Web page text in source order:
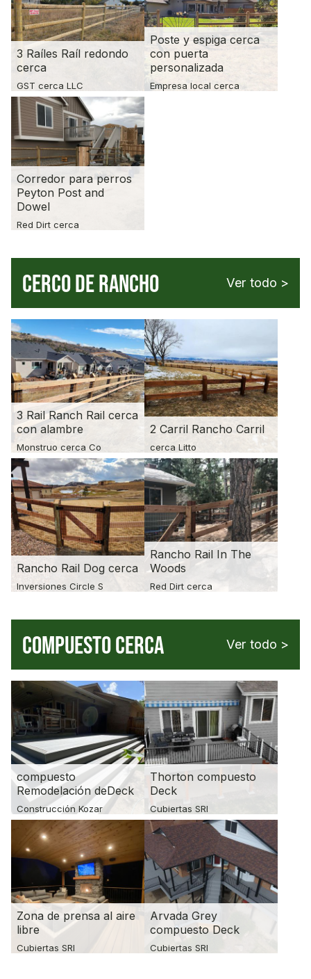
3 Raíles Raíl redondo
cerca
GST cerca LLC
Poste y espiga cerca
con puerta
personalizada
Empresa local cerca
Corredor para perros
Peyton Post and
Dowel
Red Dirt cerca
CERCO DE RANCHO Ver todo >
3 Rail Ranch Rail cerca
con alambre
Monstruo cerca Co
2 Carril Rancho Carril
cerca Litto
Rancho Rail Dog cerca
Inversiones Circle S
Rancho Rail In The
Woods
Red Dirt cerca
COMPUESTO CERCA Ver todo >
compuesto
Remodelación deDeck
Construcción Kozar
Thorton compuesto
Deck
Cubiertas SRI
Zona de prensa al aire
libre
Cubiertas SRI
Arvada Grey
compuesto Deck
Cubiertas SRI